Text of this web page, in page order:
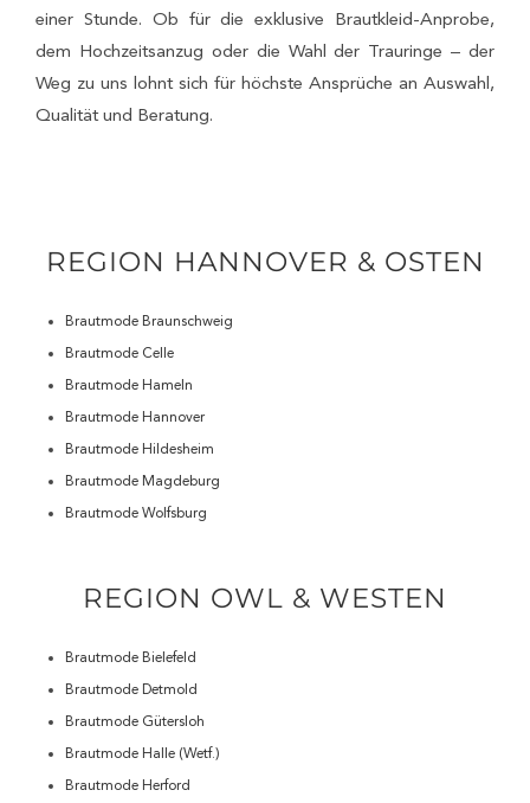
einer Stunde. Ob für die exklusive Brautkleid-Anprobe,
dem Hochzeitsanzug oder die Wahl der Trauringe – der
Weg zu uns lohnt sich für höchste Ansprüche an Auswahl,
Qualität und Beratung.
REGION HANNOVER & OSTEN
Brautmode Braunschweig
Brautmode Celle
Brautmode Hameln
Brautmode Hannover
Brautmode Hildesheim
Brautmode Magdeburg
Brautmode Wolfsburg
REGION OWL & WESTEN
Brautmode Bielefeld
Brautmode Detmold
Brautmode Gütersloh
Brautmode Halle (Wetf.)
Brautmode Herford